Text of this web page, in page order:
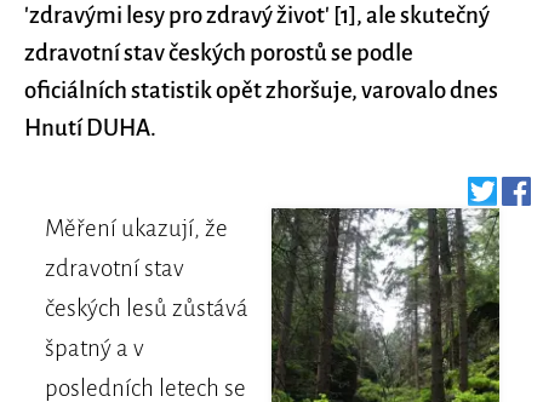
'zdravými lesy pro zdravý život' [1], ale skutečný
zdravotní stav českých porostů se podle
oficiálních statistik opět zhoršuje, varovalo dnes
Hnutí DUHA.
Měření ukazují, že
zdravotní stav
českých lesů zůstává
špatný a v
posledních letech se